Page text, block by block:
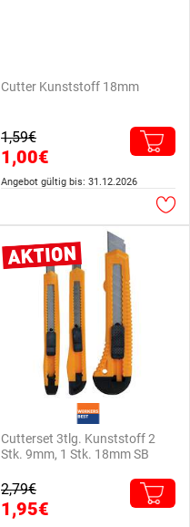
Cutter Kunststoff 18mm
1,59€
1,00€
Angebot gültig bis: 31.12.2026
Cutterset 3tlg. Kunststoff 2
Stk. 9mm, 1 Stk. 18mm SB
2,79€
1,95€